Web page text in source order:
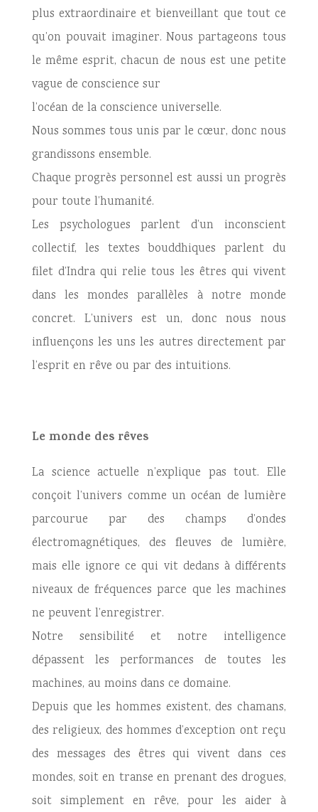
plus extraordinaire et bienveillant que tout ce
qu’on pouvait imaginer. Nous partageons tous
le même esprit, chacun de nous est une petite
vague de conscience sur
l’océan de la conscience universelle.
Nous sommes tous unis par le cœur, donc nous
grandissons ensemble.
Chaque progrès personnel est aussi un progrès
pour toute l’humanité.
Les psychologues parlent d’un inconscient
collectif, les textes bouddhiques parlent du
filet d’Indra qui relie tous les êtres qui vivent
dans les mondes parallèles à notre monde
concret. L’univers est un, donc nous nous
influençons les uns les autres directement par
l’esprit en rêve ou par des intuitions.
Le monde des rêves
La science actuelle n’explique pas tout. Elle
conçoit l’univers comme un océan de lumière
parcourue par des champs d’ondes
électromagnétiques, des fleuves de lumière,
mais elle ignore ce qui vit dedans à différents
niveaux de fréquences parce que les machines
ne peuvent l’enregistrer.
Notre sensibilité et notre intelligence
dépassent les performances de toutes les
machines, au moins dans ce domaine.
Depuis que les hommes existent, des chamans,
des religieux, des hommes d’exception ont reçu
des messages des êtres qui vivent dans ces
mondes, soit en transe en prenant des drogues,
soit simplement en rêve, pour les aider à